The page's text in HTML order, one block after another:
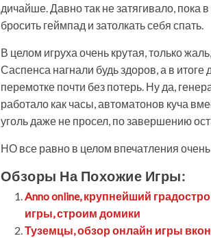
дичайше. Давно так не затягивало, пока
бросить геймпад и затолкать себя спать.
В целом игруха очень крутая, только
Саспенса нагнали будь здоров, а в
перемотке почти без потерь. Ну да,
работало как часы, автоматонов куча
уголь даже не просел, по завершению
НО все равно в целом впечатления
Обзоры На Похожие Игры:
Anno online, крупнейший
игры, строим домики
Туземцы, обзор онлайн игры